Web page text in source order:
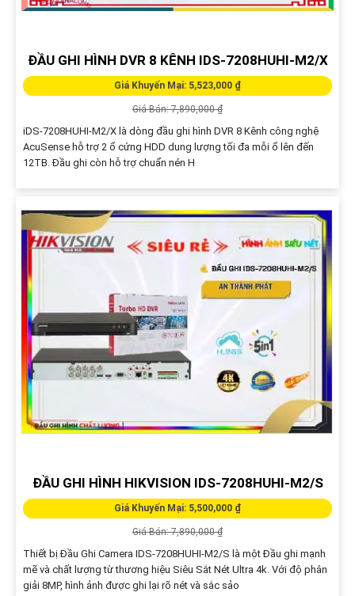
ĐẦU GHI HÌNH DVR 8 KÊNH IDS-7208HUHI-M2/X
Giá Khuyến Mại: 5,523,000 ₫
Giá Bán: 7,890,000 ₫
iDS-7208HUHI-M2/X là dòng đầu ghi hình DVR 8 Kênh công nghệ
AcuSense hỗ trợ 2 ổ cứng HDD dung lượng tối đa mỗi ổ lên đến
12TB. Đầu ghi còn hỗ trợ chuẩn nén H
ĐẦU GHI HÌNH HIKVISION IDS-7208HUHI-M2/S
Giá Khuyến Mại: 5,500,000 ₫
Giá Bán: 7,890,000 ₫
Thiết bị Đầu Ghi Camera IDS-7208HUHI-M2/S là một Đầu ghi mạnh
mẽ và chất lượng từ thương hiệu Siêu Sắt Nét Ultra 4k. Với độ phân
giải 8MP, hình ảnh được ghi lại rõ nét và sắc sảo